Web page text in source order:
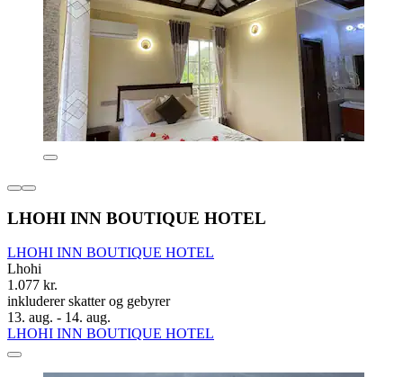
LHOHI INN BOUTIQUE HOTEL
LHOHI INN BOUTIQUE HOTEL
Lhohi
1.077 kr.
inkluderer skatter og gebyrer
13. aug. - 14. aug.
LHOHI INN BOUTIQUE HOTEL